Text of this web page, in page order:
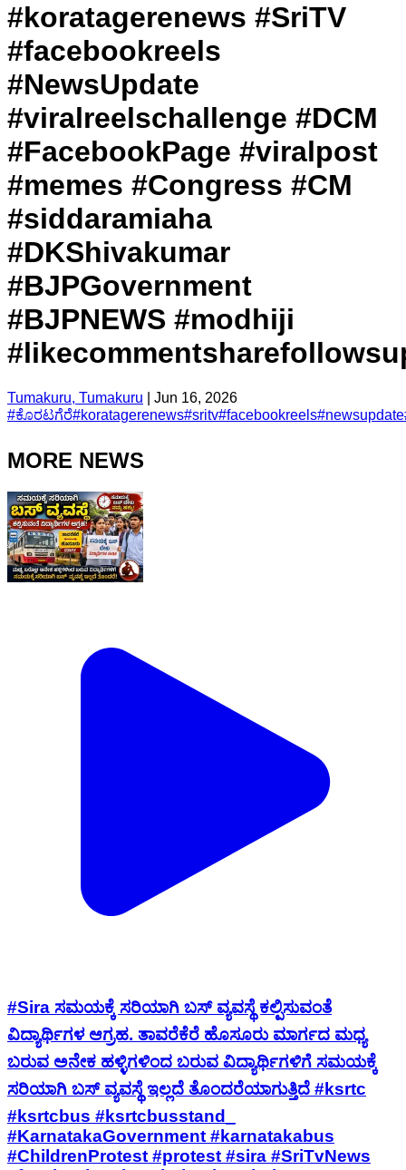
#koratagerenews #SriTV
#facebookreels
#NewsUpdate
#viralreelschallenge #DCM
#FacebookPage #viralpost
#memes #Congress #CM
#siddaramiaha
#DKShivakumar
#BJPGovernment
#BJPNEWS #modhiji
Tumakuru, Tumakuru
Jun 16, 2026
#ಕೊರಟಗೆರೆ#koratagerenews#sritv#facebookreels#newsupdate
MORE NEWS
#Sira ಸಮಯಕ್ಕೆ ಸರಿಯಾಗಿ ಬಸ್ ವ್ಯವಸ್ಥೆ ಕಲ್ಪಿಸುವಂತೆ
ವಿದ್ಯಾರ್ಥಿಗಳ ಆಗ್ರಹ. ತಾವರೆಕೆರೆ ಹೊಸೂರು ಮಾರ್ಗದ ಮಧ್ಯ
ಬರುವ ಅನೇಕ ಹಳ್ಳಿಗಳಿಂದ ಬರುವ ವಿದ್ಯಾರ್ಥಿಗಳಿಗೆ ಸಮಯಕ್ಕೆ
ಸರಿಯಾಗಿ ಬಸ್ ವ್ಯವಸ್ಥೆ ಇಲ್ಲದೆ ತೊಂದರೆಯಾಗುತ್ತಿದೆ #ksrtc
#ksrtcbus #ksrtcbusstand_
#KarnatakaGovernment #karnatakabus
#ChildrenProtest #protest #sira #SriTvNews